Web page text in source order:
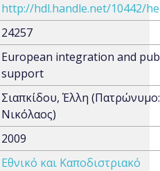
http://hdl.handle.net/10442/
24257
European integration and
support
Σιαπκίδου, Έλλη (Πατρώνυμο:
Νικόλαος)
2009
Εθνικό και Καποδιστριακό